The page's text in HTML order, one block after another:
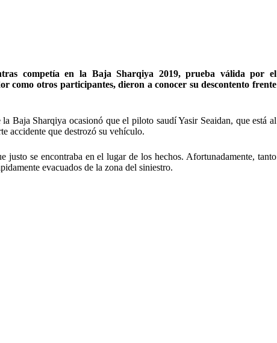
competía en la Baja Sharqiya 2019, prueba válida por el
como otros participantes, dieron a conocer su descontento frente
Baja Sharqiya ocasionó que el piloto saudí Yasir Seaidan, que está al
accidente que destrozó su vehículo.
se encontraba en el lugar de los hechos. Afortunadamente, tanto
evacuados de la zona del siniestro.